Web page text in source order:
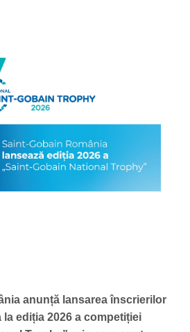
anunță lansarea înscrierilor
ediția 2026 a competiției